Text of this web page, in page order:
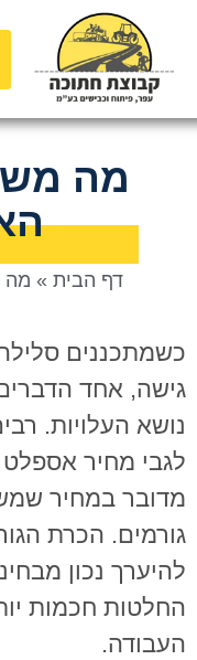
מה
דף הבית » מה
כשמתכננים
גישה, אחד
נושא העלויות.
לגבי מחיר
מדובר במחיר
גורמים. הכרת
להיערך נכון
החלטות חכמות
העבודה.